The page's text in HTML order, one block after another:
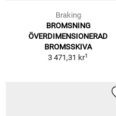
Braking
BROMSNING
ÖVERDIMENSIONERAD
BROMSSKIVA
3 471,31 kr1